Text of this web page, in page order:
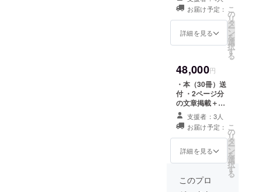
マラリア・
デング熱に
関して
食品分析セ
ンターにて
安全性のテ
スト終了
ガーナ野口
英世記念研
究室にて効
果テスト終
マレーシア
ジ分文章執筆＋
モノクロ写真1枚
掲載 1ページ
分文章執筆＋カ
ラー写真1枚掲載
お届け予定：
詳細を見る
こ
の
リ
タ
ー
ン
を
選
択
す
る
48,000円
・本（30冊）送
付 ・2ページ分
の文章掲載＋カ
ラー写真2枚掲載
支援者：3人
お届け予定：
詳細を見る
こ
の
リ
タ
ー
ン
を
選
択
す
る
このプロ